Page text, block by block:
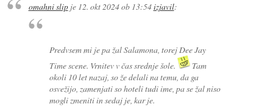
omahni slipje 12. okt 2024 ob 13:54izjavil:
Predvsem mi je pa žal Salamona, torej Dee Jay
Time scene. Vrnitev v čas srednje šole.
Tam
okoli 10 let nazaj, so že delali na temu, da ga
osvežijo, zamenjati so hoteli tudi ime, pa se žal niso
mogli zmeniti in sedaj je, kar je.